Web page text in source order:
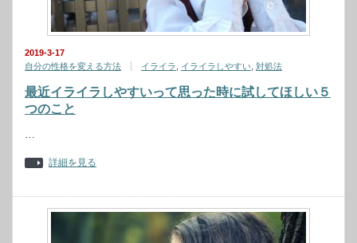
2019-3-17
自分の性格を変える方法
イライラ イライラしやすい 対処法
最近イライラしやすいって思った時に試してほしい５
つのこと
…
詳細を見る